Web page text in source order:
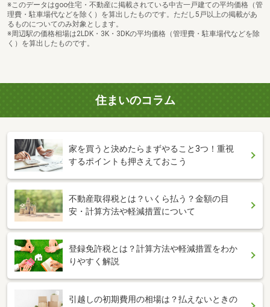
※このデータはgoo住宅・不動産に掲載されている中古一戸建ての平均価格（管
理費・駐車場代などを除く）を算出したものです。ただし5戸以上の掲載があ
るものについてのみ対象とします。
※周辺駅の価格相場は2LDK・3K・3DKの平均価格（管理費・駐車場代などを除
く）を算出したものです。
住まいのコラム
家を買うと決めたらまずやること3つ！重視
するポイントも押さえておこう
不動産取得税とは？いくら払う？金額の目
安・計算方法や軽減措置について
登録免許税とは？計算方法や軽減措置をわか
りやすく解説
引越しの初期費用の相場は？払えないときの